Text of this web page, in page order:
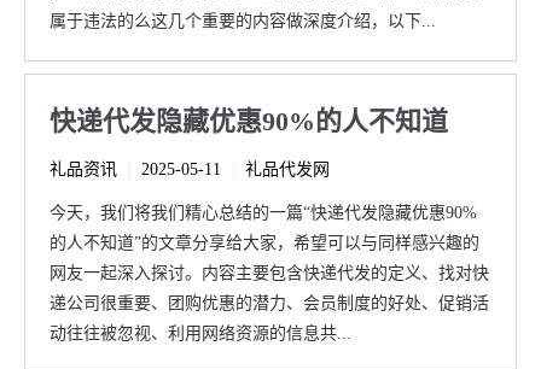
属于违法的么这几个重要的内容做深度介绍，以下...
快递代发隐藏优惠90%的人不知道
礼品资讯 2025-05-11 礼品代发网
今天，我们将我们精心总结的一篇“快递代发隐藏优惠90%
的人不知道”的文章分享给大家，希望可以与同样感兴趣的
网友一起深入探讨。内容主要包含快递代发的定义、找对快
递公司很重要、团购优惠的潜力、会员制度的好处、促销活
动往往被忽视、利用网络资源的信息共...